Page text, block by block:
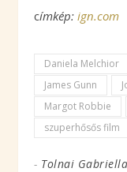
címkép: ign.com
Daniela Melchior
James Gunn
Margot Robbie
szuperhősős film
- Tolnai Gabriella